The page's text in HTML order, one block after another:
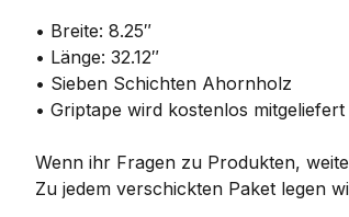
• Breite: 8.25″
• Länge: 32.12″
• Sieben Schichten Ahornholz
• Griptape wird kostenlos mitgeliefert
Wenn ihr Fragen zu Produkten,
Zu jedem verschickten Paket legen